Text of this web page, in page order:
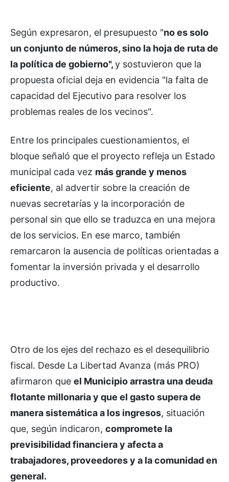
Según expresaron, el presupuesto "no es solo
un conjunto de números, sino la hoja de ruta de
la política de gobierno",y sostuvieron que la
propuesta oficial deja en evidencia "la falta de
capacidad del Ejecutivo para resolver los
problemas reales de los vecinos".
Entre los principales cuestionamientos, el
bloque señaló que el proyecto refleja un Estado
municipal cada vez más grande y menos
eficiente, al advertir sobre la creación de
nuevas secretarías y la incorporación de
personal sin que ello se traduzca en una mejora
de los servicios. En ese marco, también
remarcaron la ausencia de políticas orientadas a
fomentar la inversión privada y el desarrollo
productivo.
Otro de los ejes del rechazo es el desequilibrio
fiscal. Desde La Libertad Avanza (más PRO)
afirmaron que el Municipio arrastra una deuda
flotante millonaria y que el gasto supera de
manera sistemática a los ingresos, situación
que, según indicaron, compromete la
previsibilidad financiera y afecta a
trabajadores, proveedores y a la comunidad en
general.